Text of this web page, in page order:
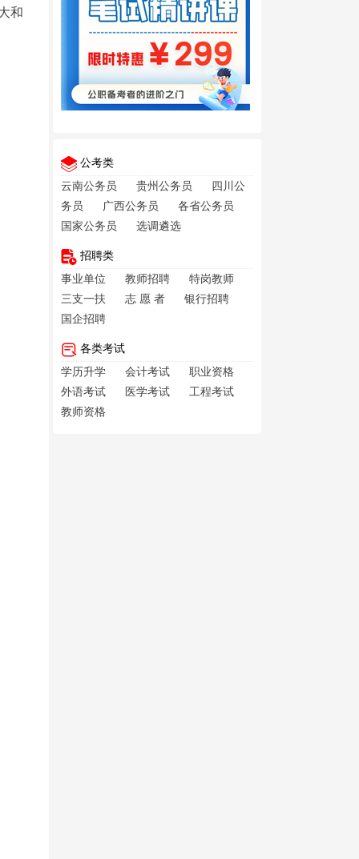
和
公考类
云南公务员
贵州公务员
四川公
务员
广西公务员
各省公务员
国家公务员
选调遴选
招聘类
事业单位
教师招聘
特岗教师
三支一扶
志 愿 者
银行招聘
国企招聘
各类考试
学历升学
会计考试
职业资格
外语考试
医学考试
工程考试
教师资格